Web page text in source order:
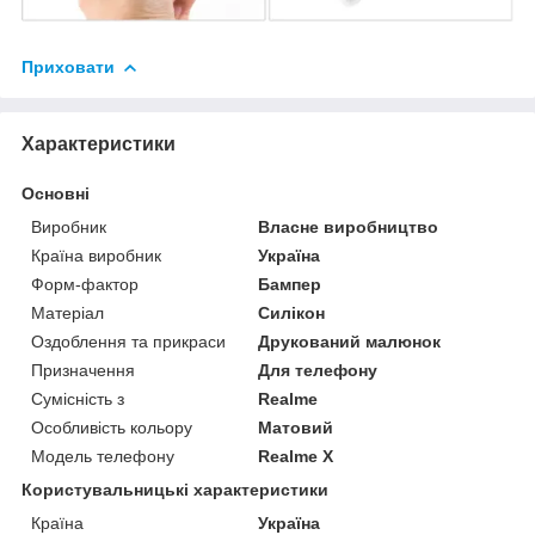
Приховати
Характеристики
Основні
Виробник
Власне виробництво
Країна виробник
Україна
Форм-фактор
Бампер
Матеріал
Силікон
Оздоблення та прикраси
Друкований малюнок
Призначення
Для телефону
Сумісність з
Realme
Особливість кольору
Матовий
Модель телефону
Realme X
Користувальницькі характеристики
Країна
Україна